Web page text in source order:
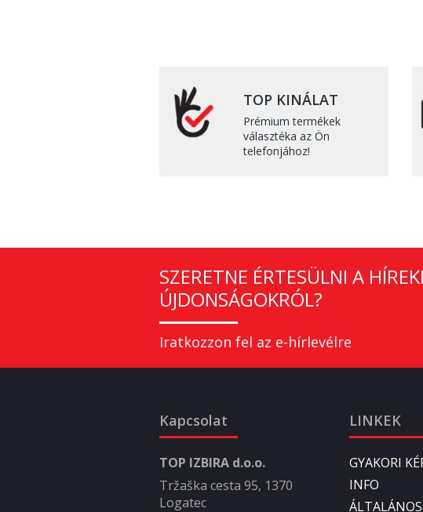
TOP KINÁLAT
Prémium termékek
választéka az Ön
telefonjához!
SZERETNE ÉRTESÜLNI A
ÚJDONSÁGOKRÓL?
Iratkozzon fel az e-hírlevélre
Kapcsolat
TOP IZBIRA d.o.o.
Tržaška cesta 95, 1370
Logatec
LINKEK
GYAKORI
INFO